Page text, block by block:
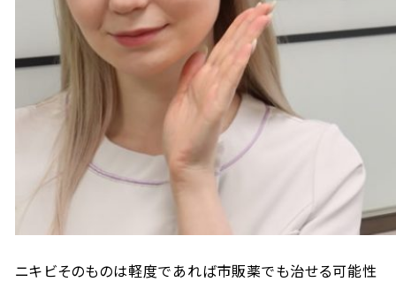
ニキビそのものは軽度であれば市販薬でも治せる可能性